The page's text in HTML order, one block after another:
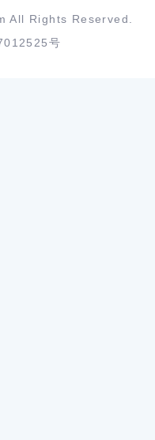
All Rights Reserved.
号